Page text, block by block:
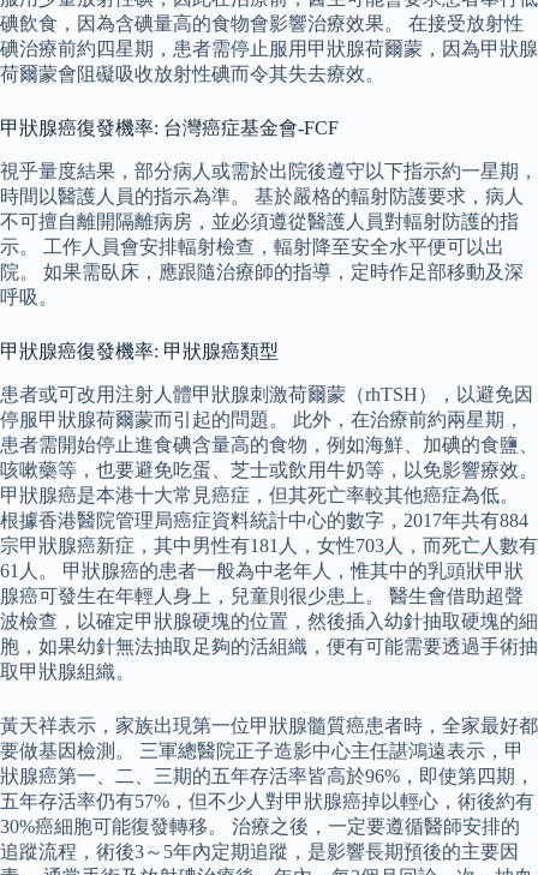
碘飲食，因為含碘量高的食物會影響治療效果。 在接受放射性
碘治療前約四星期，患者需停止服用甲狀腺荷爾蒙，因為甲狀腺
荷爾蒙會阻礙吸收放射性碘而令其失去療效。
甲狀腺癌復發機率: 台灣癌症基金會-FCF
視乎量度結果，部分病人或需於出院後遵守以下指示約一星期，
時間以醫護人員的指示為準。 基於嚴格的輻射防護要求，病人
不可擅自離開隔離病房，並必須遵從醫護人員對輻射防護的指
示。 工作人員會安排輻射檢查，輻射降至安全水平便可以出
院。 如果需臥床，應跟隨治療師的指導，定時作足部移動及深
呼吸。
甲狀腺癌復發機率: 甲狀腺癌類型
患者或可改用注射人體甲狀腺刺激荷爾蒙（rhTSH），以避免因
停服甲狀腺荷爾蒙而引起的問題。 此外，在治療前約兩星期，
患者需開始停止進食碘含量高的食物，例如海鮮、加碘的食鹽、
咳嗽藥等，也要避免吃蛋、芝士或飲用牛奶等，以免影響療效。
甲狀腺癌是本港十大常見癌症，但其死亡率較其他癌症為低。
根據香港醫院管理局癌症資料統計中心的數字，2017年共有884
宗甲狀腺癌新症，其中男性有181人，女性703人，而死亡人數有
61人。 甲狀腺癌的患者一般為中老年人，惟其中的乳頭狀甲狀
腺癌可發生在年輕人身上，兒童則很少患上。 醫生會借助超聲
波檢查，以確定甲狀腺硬塊的位置，然後插入幼針抽取硬塊的細
胞，如果幼針無法抽取足夠的活組織，便有可能需要透過手術抽
取甲狀腺組織。
黃天祥表示，家族出現第一位甲狀腺髓質癌患者時，全家最好都
要做基因檢測。 三軍總醫院正子造影中心主任諶鴻遠表示，甲
狀腺癌第一、二、三期的五年存活率皆高於96%，即使第四期，
五年存活率仍有57%，但不少人對甲狀腺癌掉以輕心，術後約有
30%癌細胞可能復發轉移。 治療之後，一定要遵循醫師安排的
追蹤流程，術後3～5年內定期追蹤，是影響長期預後的主要因